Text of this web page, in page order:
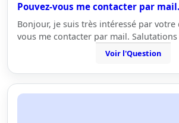
Pouvez-vous me contacter par
Bonjour, je suis très intéressé par votre
vous me contacter par mail.
Voir l'Question